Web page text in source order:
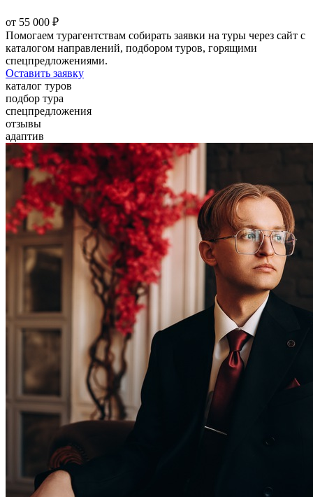
от 55 000 ₽
Помогаем турагентствам собирать заявки на туры через сайт с
каталогом направлений, подбором туров, горящими
спецпредложениями.
Оставить заявку
каталог туров
подбор тура
спецпредложения
отзывы
адаптив